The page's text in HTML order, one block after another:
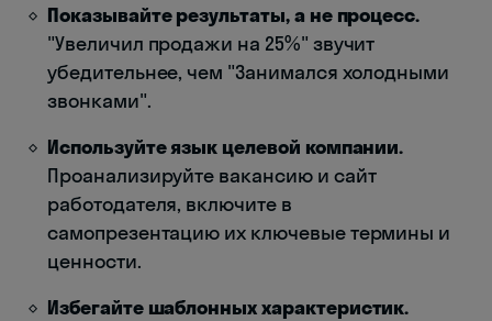
Показывайте результаты, а не процесс.
"Увеличил продажи на 25%" звучит
убедительнее, чем "Занимался холодными
звонками".
Используйте язык целевой компании.
Проанализируйте вакансию и сайт
работодателя, включите в
самопрезентацию их ключевые термины и
ценности.
Избегайте шаблонных характеристик.